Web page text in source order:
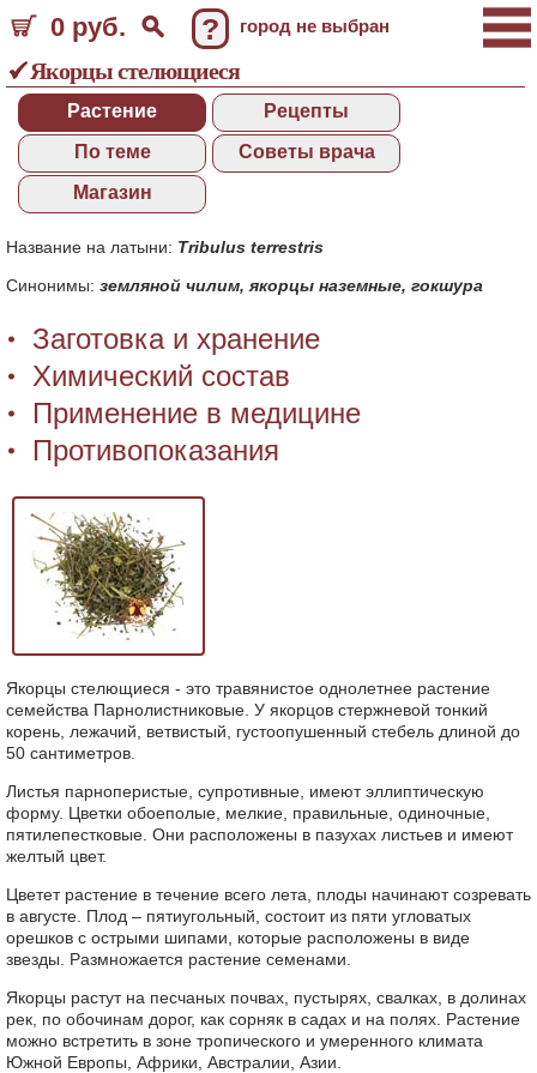
0 руб. ? город не выбран
Якорцы стелющиеся
Растение
Рецепты
По теме
Советы врача
Магазин
Название на латыни: Tribulus terrestris
Синонимы: земляной чилим, якорцы наземные, гокшура
Заготовка и хранение
Химический состав
Применение в медицине
Противопоказания
Якорцы стелющиеся - это травянистое однолетнее растение
семейства Парнолистниковые. У якорцов стержневой тонкий
корень, лежачий, ветвистый, густоопушенный стебель длиной до
50 сантиметров.
Листья парноперистые, супротивные, имеют эллиптическую
форму. Цветки обоеполые, мелкие, правильные, одиночные,
пятилепестковые. Они расположены в пазухах листьев и имеют
желтый цвет.
Цветет растение в течение всего лета, плоды начинают созревать
в августе. Плод – пятиугольный, состоит из пяти угловатых
орешков с острыми шипами, которые расположены в виде
звезды. Размножается растение семенами.
Якорцы растут на песчаных почвах, пустырях, свалках, в долинах
рек, по обочинам дорог, как сорняк в садах и на полях. Растение
можно встретить в зоне тропического и умеренного климата
Южной Европы, Африки, Австралии, Азии.